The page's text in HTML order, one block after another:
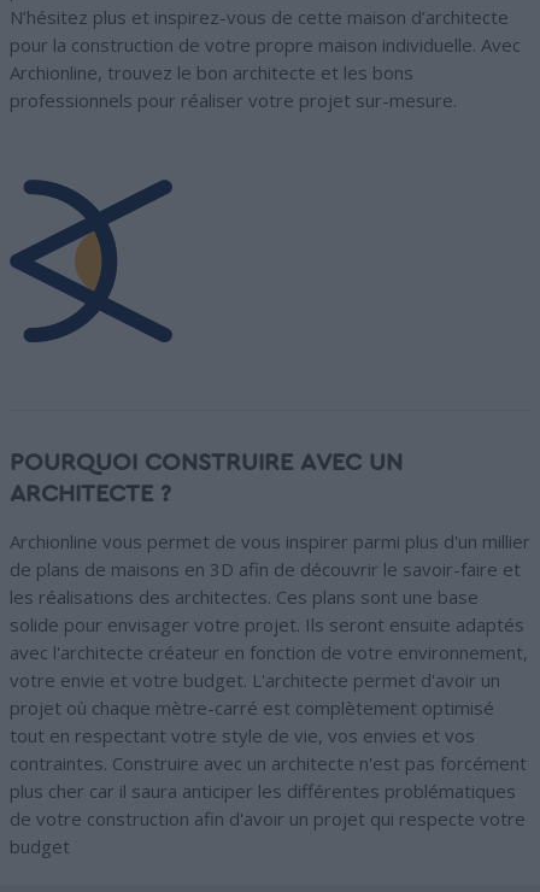
N’hésitez plus et inspirez-vous de cette maison d’architecte
pour la construction de votre propre maison individuelle. Avec
Archionline, trouvez le bon architecte et les bons
professionnels pour réaliser votre projet sur-mesure.
POURQUOI CONSTRUIRE AVEC UN
ARCHITECTE ?
Archionline vous permet de vous inspirer parmi plus d'un millier
de plans de maisons en 3D afin de découvrir le savoir-faire et
les réalisations des architectes. Ces plans sont une base
solide pour envisager votre projet. Ils seront ensuite adaptés
avec l'architecte créateur en fonction de votre environnement,
votre envie et votre budget. L'architecte permet d'avoir un
projet où chaque mètre-carré est complètement optimisé
tout en respectant votre style de vie, vos envies et vos
contraintes. Construire avec un architecte n'est pas forcément
plus cher car il saura anticiper les différentes problématiques
de votre construction afin d'avoir un projet qui respecte votre
budget